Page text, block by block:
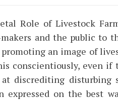
Role of Livestock
and the public to
an image of
conscientiously, even if
discrediting disturbing
expressed on the best